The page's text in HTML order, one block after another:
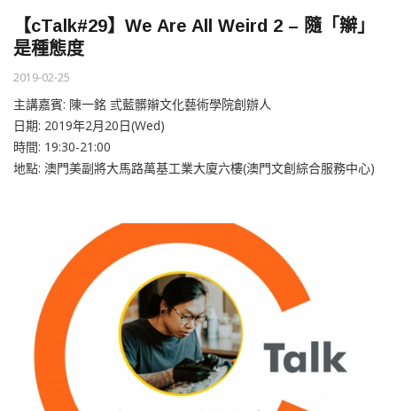
【cTalk#29】We Are All Weird 2 – 隨「辮」
是種態度
2019-02-25
主講嘉賓: 陳一銘 弎藍髒辮文化藝術學院創辦人
日期: 2019年2月20日(Wed)
時間: 19:30-21:00
地點: 澳門美副將大馬路萬基工業大廈六樓(澳門文創綜合服務中心)